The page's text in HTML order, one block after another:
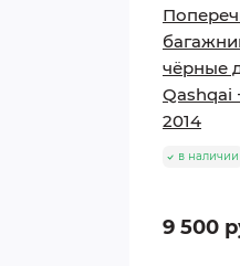
чёрные
Qashqai
2014
в наличии
9 500